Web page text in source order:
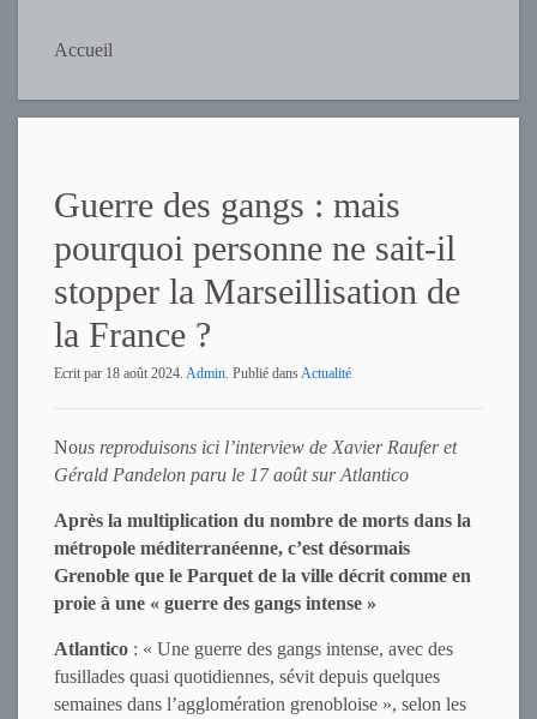
Accueil
Guerre des gangs : mais
pourquoi personne ne sait-il
stopper la Marseillisation de
la France ?
Ecrit par 18 août 2024. Admin. Publié dansActualité
Nous reproduisons ici l’interview de Xavier Raufer et
Gérald Pandelon paru le 17 août sur Atlantico
Après la multiplication du nombre de morts dans la
métropole méditerranéenne, c’est désormais
Grenoble que le Parquet de la ville décrit comme en
proie à une « guerre des gangs intense »
Atlantico : « Une guerre des gangs intense, avec des
fusillades quasi quotidiennes, sévit depuis quelques
semaines dans l’agglomération grenobloise », selon les